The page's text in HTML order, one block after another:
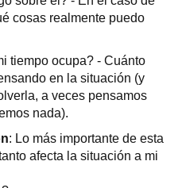
cosas realmente puedo
tiempo ocupa? - Cuánto
en la situación (y
a veces pensamos
nada).
: Lo más importante de esta
afecta la situación a mi